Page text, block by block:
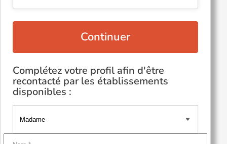
Continuer
Complétez votre profil afin d'être
recontacté par les établissements
disponibles :